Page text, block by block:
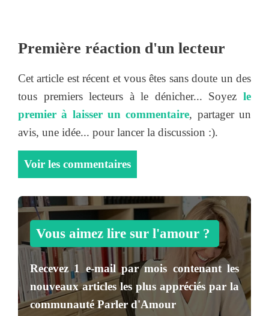
Première réaction d'un lecteur
Cet article est récent et vous êtes sans doute un des
tous premiers lecteurs à le dénicher... Soyez le
premier à laisser un commentaire, partager un
avis, une idée... pour lancer la discussion :).
Voir les commentaires
Vous aimez lire sur l'amour ?
Recevez1 e-mail par mois contenant les
nouveaux articles les plus appréciés par la
communautéParler d'Amour